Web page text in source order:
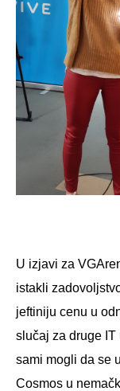
U izjavi za
istakli
jeftiniju cenu u
slučaj za druge IT
sami mogli da se
Cosmos u